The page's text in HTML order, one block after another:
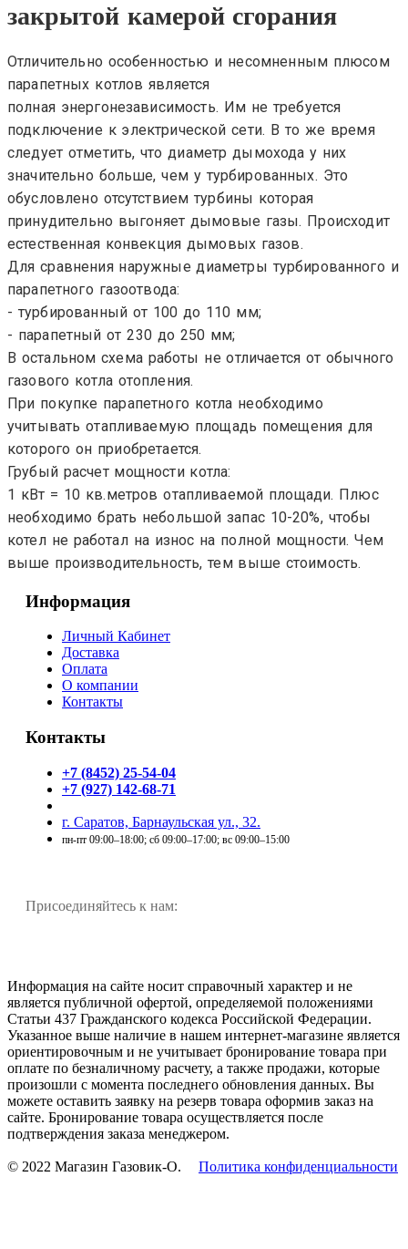
закрытой камерой сгорания
Отличительно особенностью и несомненным плюсом
парапетных котлов является
полная энергонезависимость. Им не требуется
подключение к электрической сети. В то же время
следует отметить, что диаметр дымохода у них
значительно больше, чем у турбированных. Это
обусловлено отсутствием турбины которая
принудительно выгоняет дымовые газы. Происходит
естественная конвекция дымовых газов.
Для сравнения наружные диаметры турбированного и
парапетного газоотвода:
- турбированный от 100 до 110 мм;
- парапетный от 230 до 250 мм;
В остальном схема работы не отличается от обычного
газового котла отопления.
При покупке парапетного котла необходимо
учитывать отапливаемую площадь помещения для
которого он приобретается.
Грубый расчет мощности котла:
1 кВт = 10 кв.метров отапливаемой площади. Плюс
необходимо брать небольшой запас 10-20%, чтобы
котел не работал на износ на полной мощности. Чем
выше производительность, тем выше стоимость.
Информация
Личный Кабинет
Доставка
Оплата
О компании
Контакты
Контакты
+7 (8452) 25-54-04
+7 (927) 142-68-71
г. Саратов, Барнаульская ул., 32.
пн-пт 09:00–18:00; сб 09:00–17:00; вс 09:00–15:00
Присоединяйтесь к нам:
Информация на сайте носит справочный характер и не
является публичной офертой, определяемой положениями
Статьи 437 Гражданского кодекса Российской Федерации.
Указанное выше наличие в нашем интернет-магазине является
ориентировочным и не учитывает бронирование товара при
оплате по безналичному расчету, а также продажи, которые
произошли с момента последнего обновления данных. Вы
можете оставить заявку на резерв товара оформив заказ на
сайте. Бронирование товара осуществляется после
подтверждения заказа менеджером.
© 2022 Магазин Газовик-О. Политика конфиденциальности